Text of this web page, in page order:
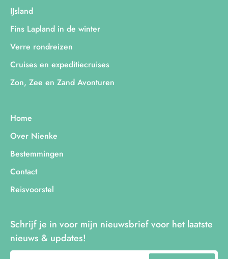
IJsland
Fins Lapland in de winter
Verre rondreizen
Cruises en expeditiecruises
Zon, Zee en Zand Avonturen
Home
Over Nienke
Bestemmingen
Contact
Reisvoorstel
Schrijf je in voor mijn nieuwsbrief voor het laatste
nieuws & updates!